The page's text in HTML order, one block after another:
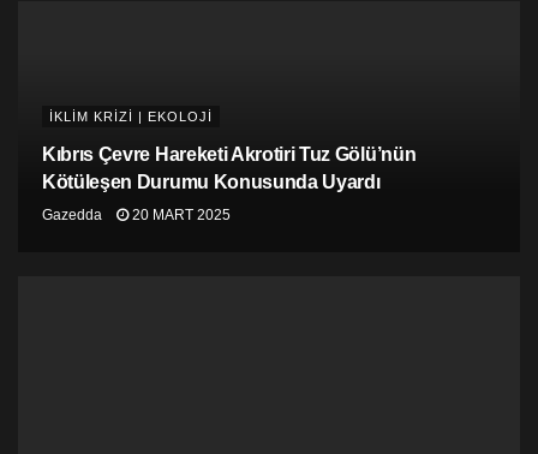
İKLİM KRİZİ | EKOLOJİ
Kıbrıs Çevre Hareketi Akrotiri Tuz Gölü’nün
Kötüleşen Durumu Konusunda Uyardı
Gazedda 20 MART 2025